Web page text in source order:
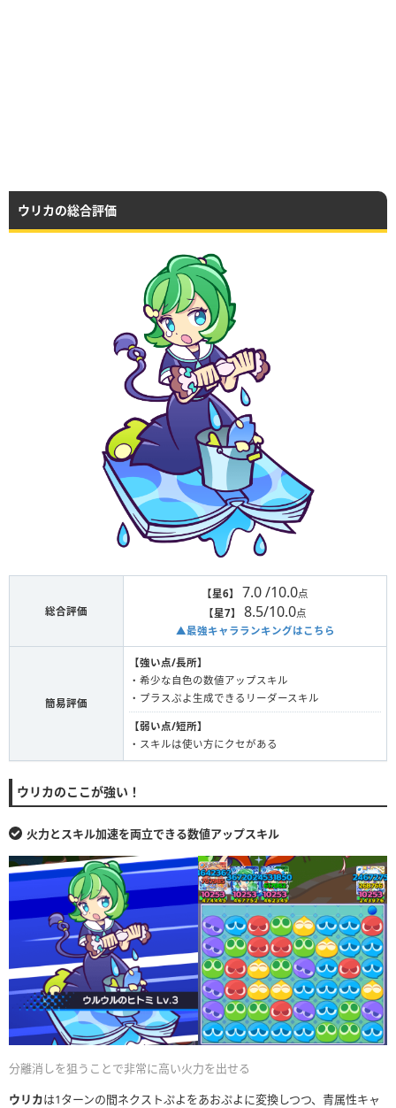
ウリカの総合評価
総合評価
【星6】 7.0 /10.0点
【星7】
8.5/10.0点
▲最強キャラランキングはこちら
簡易評価
【強い点/長所】
・希少な自色の数値アップスキル
・プラスぷよ生成できるリーダースキル
【弱い点/短所】
・スキルは使い方にクセがある
ウリカのここが強い！
火力とスキル加速を両立できる数値アップスキル
分離消しを狙うことで非常に高い火力を出せる
ウリカは1ターンの間ネクストぷよをあおぷよに変換しつつ、青属性キャ